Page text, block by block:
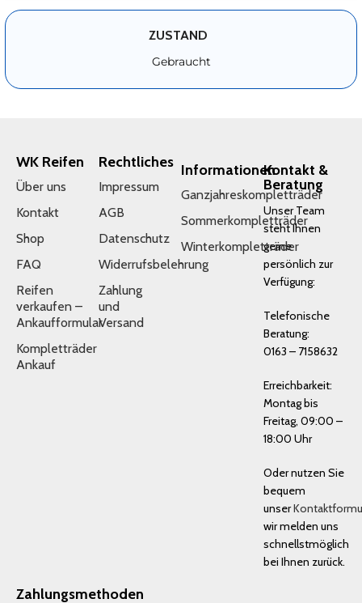
ZUSTAND
Gebraucht
WK Reifen
Über uns
Kontakt
Shop
FAQ
Reifen
verkaufen –
Ankaufformular
Kompletträder
Ankauf
Rechtliches
Impressum
AGB
Datenschutz
Widerrufsbelehrung
Zahlung
und
Versand
Informationen
Ganzjahreskompletträder
Sommerkompletträder
Winterkompletträder
Kontakt &
Beratung
Unser Team
steht Ihnen
gerne
persönlich zur
Verfügung:
Telefonische
Beratung:
0163 – 7158632
Erreichbarkeit:
Montag bis
Freitag, 09:00 –
18:00 Uhr
Oder nutzen Sie
bequem
unser
wir melden uns
schnellstmöglich
bei Ihnen zurück.
Zahlungsmethoden